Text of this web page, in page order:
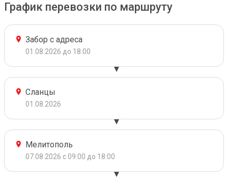
График перевозки по маршруту
Забор с адреса
01.08.2026 до 18:00
Сланцы
01.08.2026
Мелитополь
07.08.2026 с 09:00 до 18:00